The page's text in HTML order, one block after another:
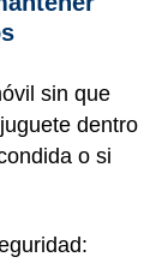
sin que
dentro
o si